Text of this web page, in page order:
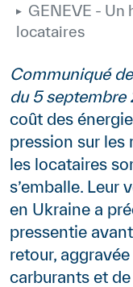
GENEVE - Un
locataires
Body
Communiqué
du 5
coût des
pression sur les
les locataires
s’emballe. Leur
en Ukraine a
pressentie
retour,
carburants et